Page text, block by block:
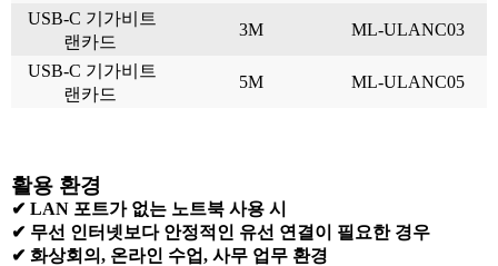
USB-C 기가비트
랜카드
3M ML-ULANC03
USB-C 기가비트
랜카드
5M ML-ULANC05
활용 환경
✔ LAN 포트가 없는 노트북 사용 시
✔ 무선 인터넷보다 안정적인 유선 연결이 필요한 경우
✔ 화상회의, 온라인 수업, 사무 업무 환경